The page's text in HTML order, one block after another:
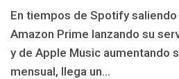
En tiempos de Spotify saliendo
Amazon Prime lanzando su
y de Apple Music aumentando
mensual, llega un...